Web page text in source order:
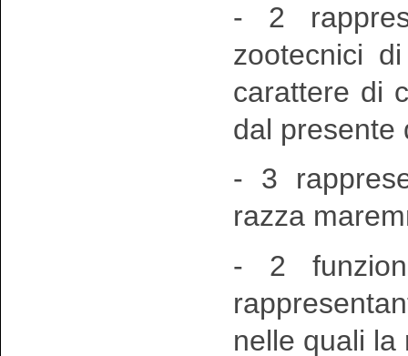
- 2
zootecnici
carattere di
dal presente
- 3
razza
- 2
nelle quali la